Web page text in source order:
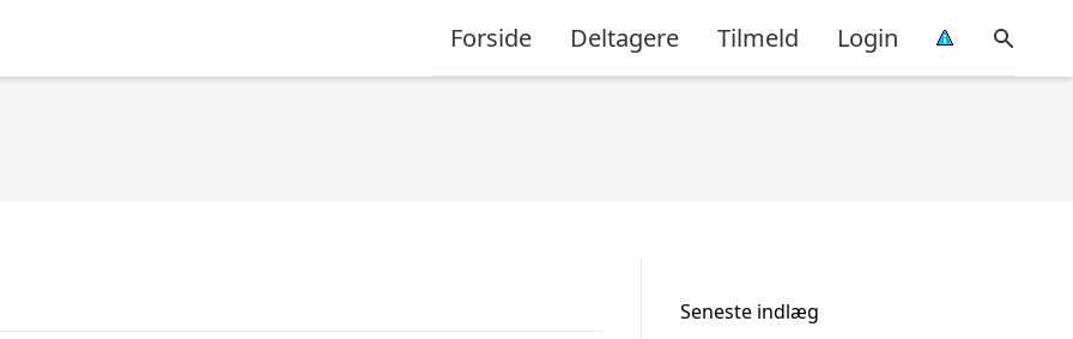
Forside Deltagere Tilmeld Login
Seneste indlæg